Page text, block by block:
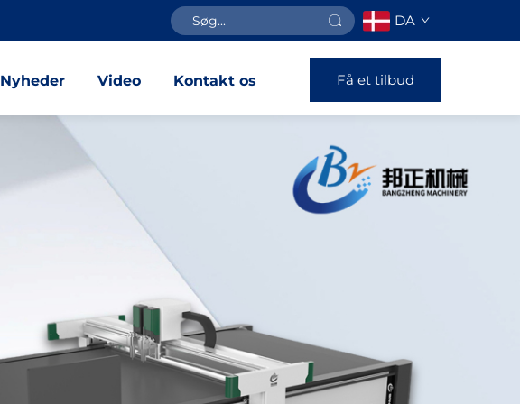
DA
Nyheder Video Kontakt os Få et tilbud